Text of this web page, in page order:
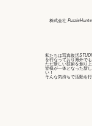
株式会社
私たちは写真復活
を行なっており海外で
ただ新しい技術を創り
皆様が一体となった新
い！
そんな気持ちで活動を行